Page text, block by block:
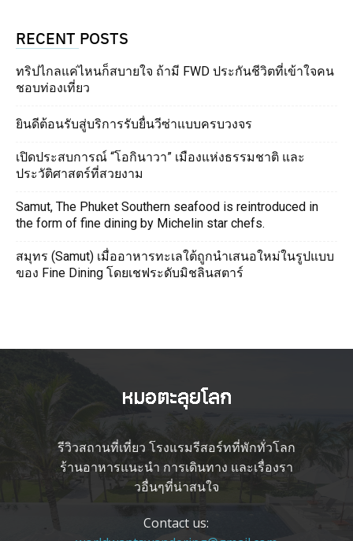
RECENT POSTS
ทริปไกลแค่ไหนก็สบายใจ ถ้ามี FWD ประกันชีวิตที่เข้าใจคน
ชอบท่องเที่ยว
ยินดีต้อนรับสู่บริการรับยื่นวีซ่าแบบครบวงจร
เปิดประสบการณ์ “โอกินาวา” เมืองแห่งธรรมชาติ และ
ประวัติศาสตร์ที่สวยงาม
Samut, The Phuket Southern seafood is reintroduced in
the form of fine dining by Michelin star chefs.
สมุทร (Samut) เมื่ออาหารทะเลใต้ถูกนำเสนอใหม่ในรูปแบบ
ของ Fine Dining โดยเชฟระดับมิชลินสตาร์
รีวิวสถานที่เที่ยว โรงแรมรีสอร์ทที่พักทั่วโลก
ร้านอาหารแนะนำ การเดินทาง และเรื่องรา
วอื่นๆที่น่าสนใจ
Contact us: